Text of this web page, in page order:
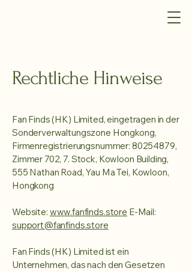
Rechtliche Hinweise
Fan Finds (HK) Limited, eingetragen in der
Sonderverwaltungszone Hongkong,
Firmenregistrierungsnummer: 80254879,
Zimmer 702, 7. Stock, Kowloon Building,
555 Nathan Road, Yau Ma Tei, Kowloon,
Hongkong
Website: www.fanfinds.store E-Mail:
support@fanfinds.store
Fan Finds (HK) Limited ist ein
Unternehmen, das nach den Gesetzen